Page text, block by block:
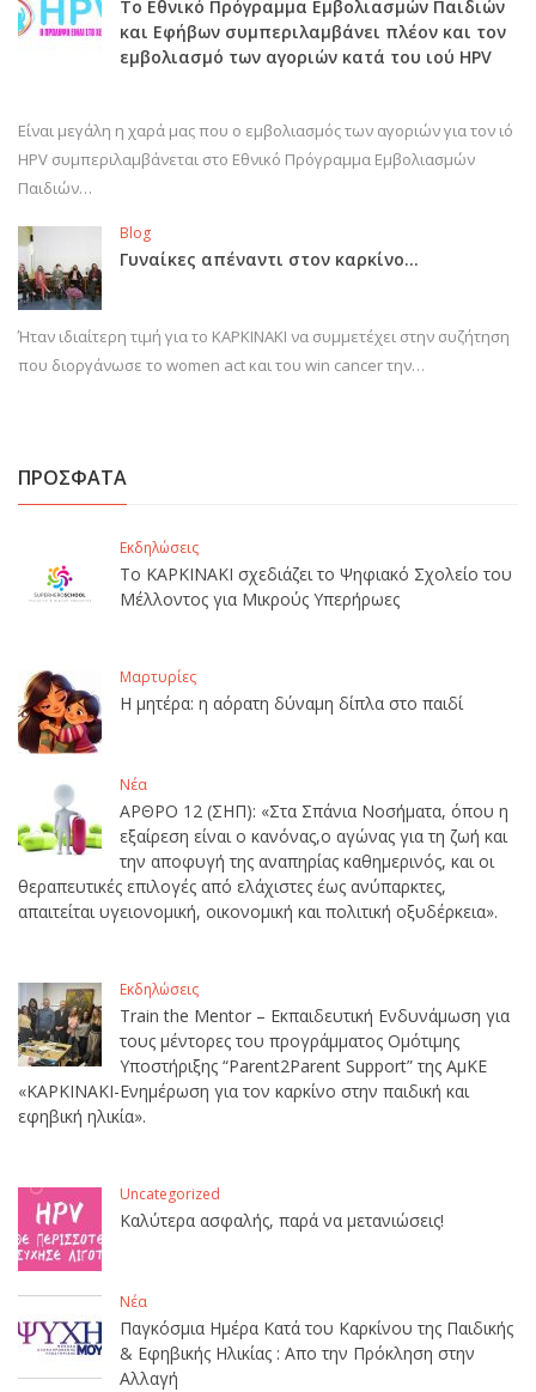
Το Εθνικό Πρόγραμμα Εμβολιασμών Παιδιών
και Εφήβων συμπεριλαμβάνει πλέον και τον
εμβολιασμό των αγοριών κατά του ιού HPV
Είναι μεγάλη η χαρά μας που ο εμβολιασμός των αγοριών για τον ιό
HPV συμπεριλαμβάνεται στο Εθνικό Πρόγραμμα Εμβολιασμών
Παιδιών…
Blog
Γυναίκες απέναντι στον καρκίνο…
Ήταν ιδιαίτερη τιμή για το ΚΑΡΚΙΝΑΚΙ να συμμετέχει στην συζήτηση
που διοργάνωσε το women act και του win cancer την…
ΠΡΟΣΦΑΤΑ
Εκδηλώσεις
Το ΚΑΡΚΙΝΑΚΙ σχεδιάζει το Ψηφιακό Σχολείο του
Μέλλοντος για Μικρούς Υπερήρωες
Μαρτυρίες
Η μητέρα: η αόρατη δύναμη δίπλα στο παιδί
Νέα
ΑΡΘΡΟ 12 (ΣΗΠ): «Στα Σπάνια Νοσήματα, όπου η
εξαίρεση είναι ο κανόνας,ο αγώνας για τη ζωή και
την αποφυγή της αναπηρίας καθημερινός, και οι
θεραπευτικές επιλογές από ελάχιστες έως ανύπαρκτες,
απαιτείται υγειονομική, οικονομική και πολιτική οξυδέρκεια».
Εκδηλώσεις
Train the Mentor – Εκπαιδευτική Ενδυνάμωση για
τους μέντορες του προγράμματος Ομότιμης
Υποστήριξης “Parent2Parent Support” της ΑμΚΕ
«ΚΑΡΚΙΝΑΚΙ-Ενημέρωση για τον καρκίνο στην παιδική και
εφηβική ηλικία».
Uncategorized
Καλύτερα ασφαλής, παρά να μετανιώσεις!
Νέα
Παγκόσμια Ημέρα Κατά του Καρκίνου της Παιδικής
& Εφηβικής Ηλικίας : Απο την Πρόκληση στην
Αλλαγή